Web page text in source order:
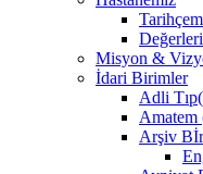
Misyon &
İdari Birimler
Adli
Arşiv